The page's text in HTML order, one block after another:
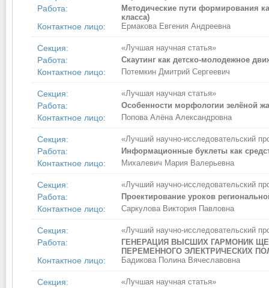
Работа:
Методические пути формирования
класса)
Контактное лицо: Ермакова Евгения Андреевна
Секция: «Лучшая научная статья»
Работа: Скаутинг как детско-молодежное
Контактное лицо: Потемкин Дмитрий Сергеевич
Секция: «Лучшая научная статья»
Работа: Особенности морфологии зелёной
Контактное лицо: Попова Алёна Александровна
Секция: «Лучший научно-исследовательский
Работа: Информационные буклеты как
Контактное лицо: Михалевич Мария Валерьевна
Секция: «Лучший научно-исследовательский
Работа: Проектирование уроков
Контактное лицо: Саркулова Виктория Павловна
Секция: «Лучший научно-исследовательский
Работа:
ГЕНЕРАЦИЯ ВЫСШИХ ГАРМОНИК
ПЕРЕМЕННОГО ЭЛЕКТРИЧЕСКИХ
Контактное лицо: Бадикова Полина Вячеславовна
Секция: «Лучшая научная статья»